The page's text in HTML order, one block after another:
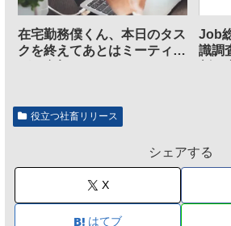
在宅勤務僕くん、本日のタス
クを終えてあとはミーティン
Job
識調
役立つ社畜リリース
シェアする
X
はてブ